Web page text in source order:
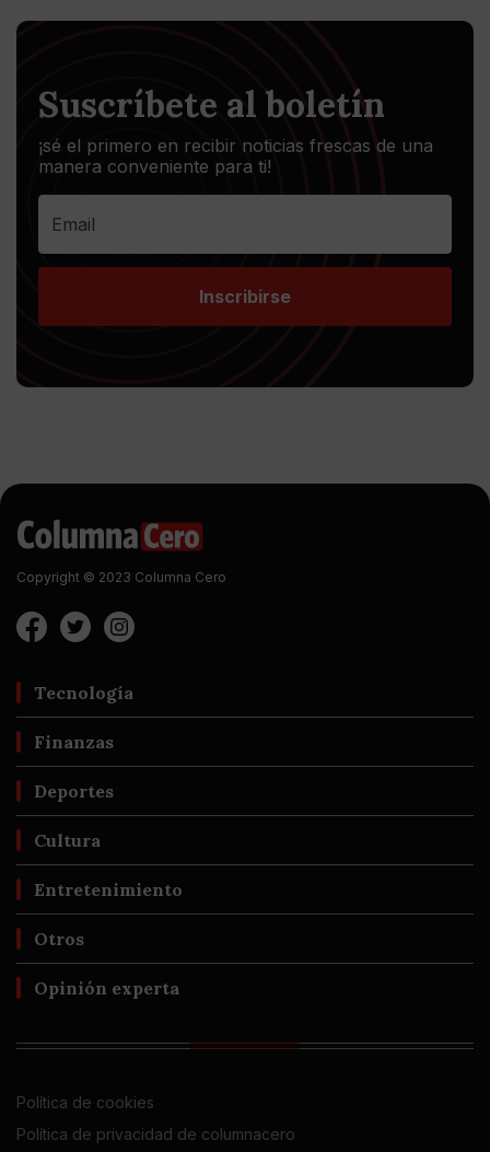
Suscríbete al boletín
¡sé el primero en recibir noticias frescas de una
manera conveniente para ti!
Inscribirse
Copyright © 2023 Columna Cero
Tecnología
Finanzas
Deportes
Cultura
Entretenimiento
Otros
Opinión experta
Política de cookies
Política de privacidad de columnacero